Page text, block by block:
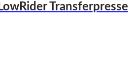
Transferpresse